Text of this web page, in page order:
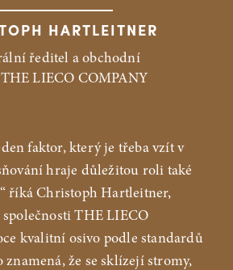
HARTLEITNER
ředitel a obchodní
LIECO COMPANY
faktor, který je třeba vzít v
hraje důležitou roli také
říká Christoph Hartleitner,
THE LIECO
kvalitní osivo podle standardů
znamená, že se sklízejí stromy,